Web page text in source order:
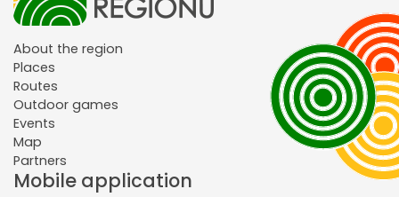
About the region
Places
Routes
Outdoor games
Events
Map
Partners
Mobile application